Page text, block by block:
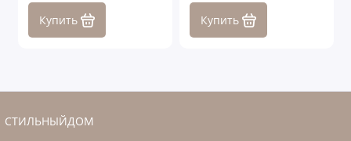
Купить Купить
СТИЛЬНЫЙДОМ